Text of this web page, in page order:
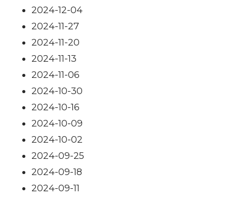
2024-12-04
2024-11-27
2024-11-20
2024-11-13
2024-11-06
2024-10-30
2024-10-16
2024-10-09
2024-10-02
2024-09-25
2024-09-18
2024-09-11